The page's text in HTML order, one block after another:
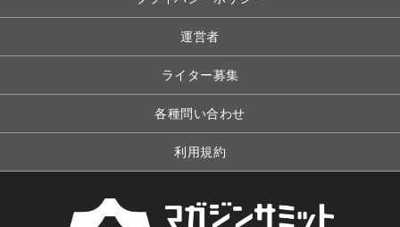
運営者
ライター募集
各種問い合わせ
利用規約